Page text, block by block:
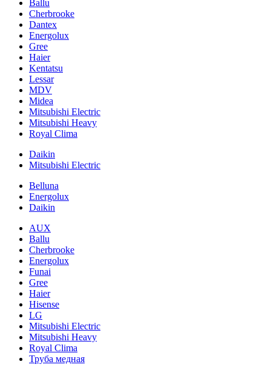
Ballu
Cherbrooke
Dantex
Energolux
Gree
Haier
Kentatsu
Lessar
MDV
Midea
Mitsubishi Electric
Mitsubishi Heavy
Royal Clima
Daikin
Mitsubishi Electric
Belluna
Energolux
Daikin
AUX
Ballu
Cherbrooke
Energolux
Funai
Gree
Haier
Hisense
LG
Mitsubishi Electric
Mitsubishi Heavy
Royal Clima
Труба медная